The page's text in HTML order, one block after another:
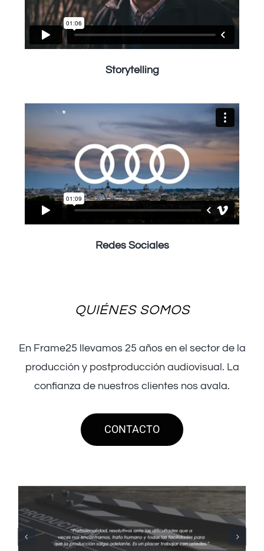
Storytelling
Redes Sociales
QUIÉNES SOMOS
En Frame25 llevamos 25 años en el sector de la
producción y postproducción audiovisual. La
confianza de nuestros clientes nos avala.
CONTACTO